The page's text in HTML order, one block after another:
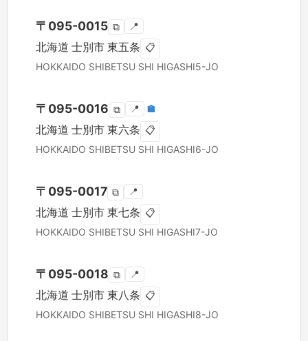
〒 095-0015 ⧉ 📍
北海道 士別市 東五条 📋
HOKKAIDO SHIBETSU SHI HIGASHI5-JO
〒 095-0016 ⧉ 📍 🏣
北海道 士別市 東六条 📋
HOKKAIDO SHIBETSU SHI HIGASHI6-JO
〒 095-0017 ⧉ 📍
北海道 士別市 東七条 📋
HOKKAIDO SHIBETSU SHI HIGASHI7-JO
〒 095-0018 ⧉ 📍
北海道 士別市 東八条 📋
HOKKAIDO SHIBETSU SHI HIGASHI8-JO